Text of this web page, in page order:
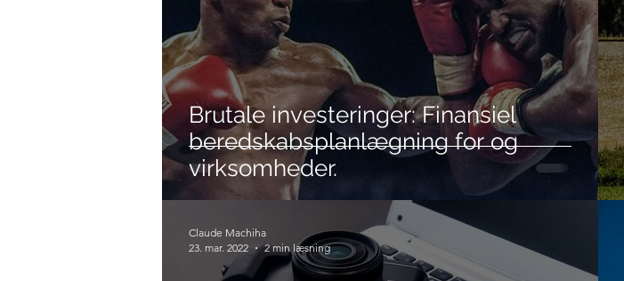
Brutale investeringer: Finansiel
beredskabsplanlægning for og
virksomheder.
Claude Machiha
23. mar. 2022
2 min læsning